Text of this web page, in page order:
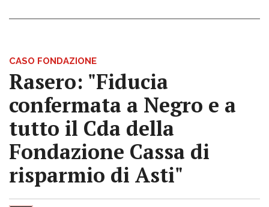
CASO FONDAZIONE
Rasero: "Fiducia
confermata a Negro e a
tutto il Cda della
Fondazione Cassa di
risparmio di Asti"